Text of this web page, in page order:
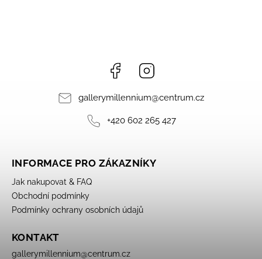
Facebook
gallerymillennium@centrum.cz
+420 602 265 427
INFORMACE PRO ZÁKAZNÍKY
Jak nakupovat & FAQ
Obchodní podmínky
Podmínky ochrany osobních údajů
KONTAKT
gallerymillennium@centrum.cz